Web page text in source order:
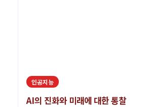
인공지능
AI의 진화와 미래에 대한 통찰